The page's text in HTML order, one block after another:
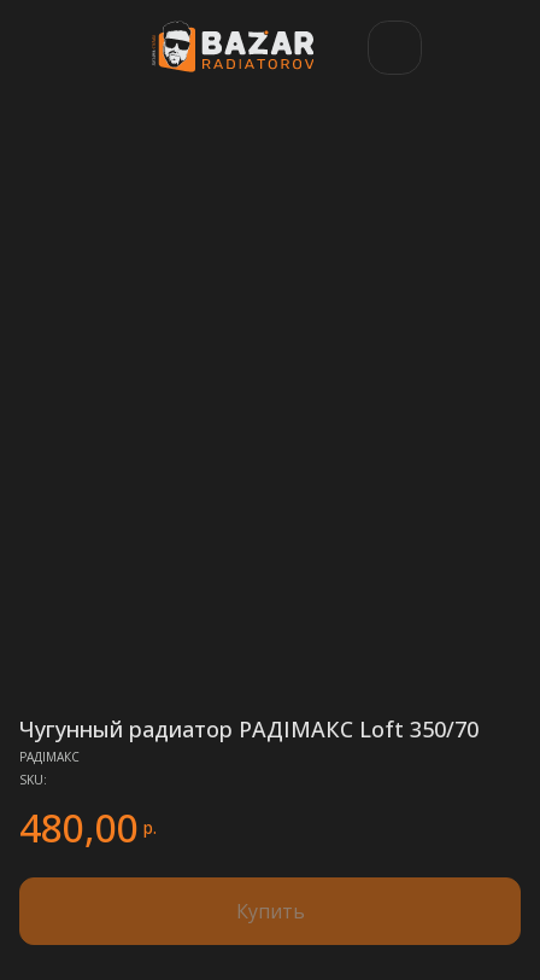
Чугунный радиатор РАДIМАКС Loft 350/70
РАДIМАКС
SKU:
480,00 р.
Купить